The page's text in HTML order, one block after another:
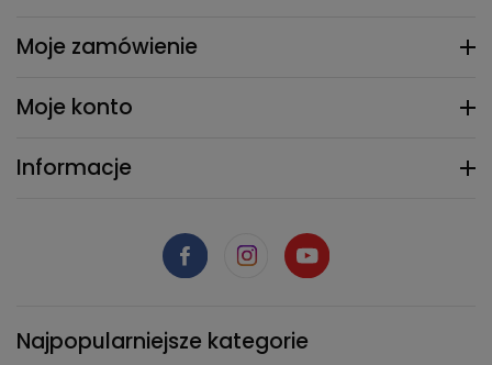
Moje zamówienie
Moje konto
Informacje
Najpopularniejsze kategorie